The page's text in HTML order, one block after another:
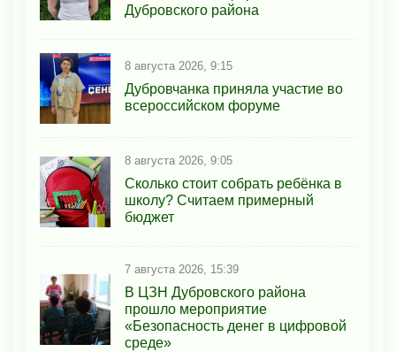
Дубровского района
8 августа 2026, 9:15
Дубровчанка приняла участие во
всероссийском форуме
8 августа 2026, 9:05
Сколько стоит собрать ребёнка в
школу? Считаем примерный
бюджет
7 августа 2026, 15:39
В ЦЗН Дубровского района
прошло мероприятие
«Безопасность денег в цифровой
среде»